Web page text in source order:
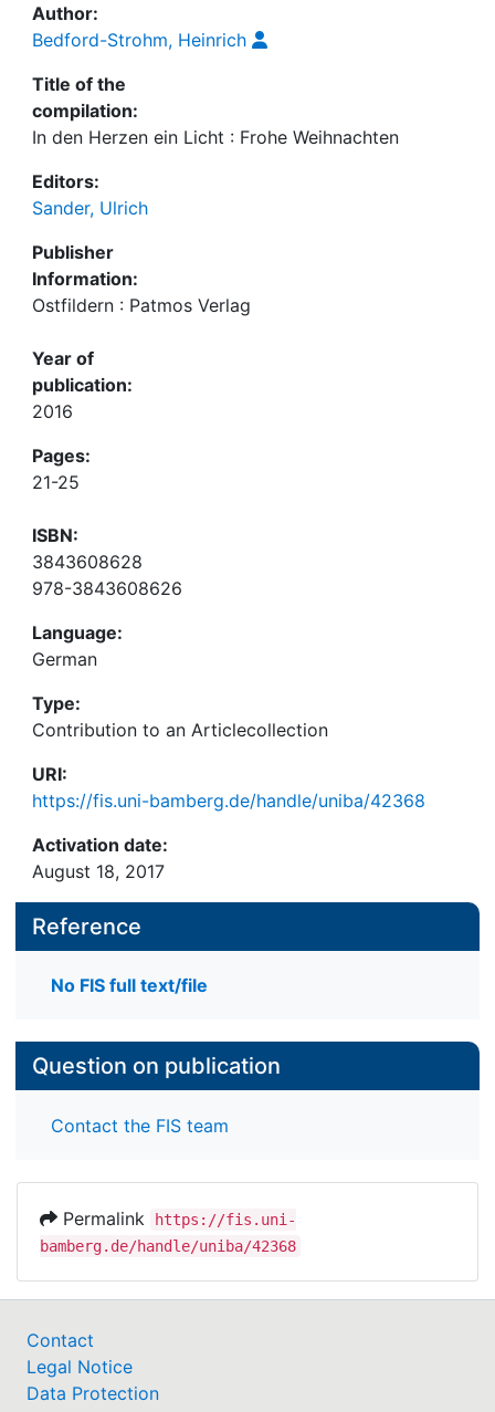
Author:
Bedford-Strohm, Heinrich
Title of the
compilation:
In den Herzen ein Licht : Frohe Weihnachten
Editors:
Sander, Ulrich
Publisher
Information:
Ostfildern : Patmos Verlag
Year of
publication:
2016
Pages:
21-25
ISBN:
3843608628
978-3843608626
Language:
German
Type:
Contribution to an Articlecollection
URI:
https://fis.uni-bamberg.de/handle/uniba/42368
Activation date:
August 18, 2017
Reference
No FIS full text/file
Question on publication
Contact the FIS team
Permalink
https://fis.uni-
bamberg.de/handle/uniba/42368
Contact
Legal Notice
Data Protection